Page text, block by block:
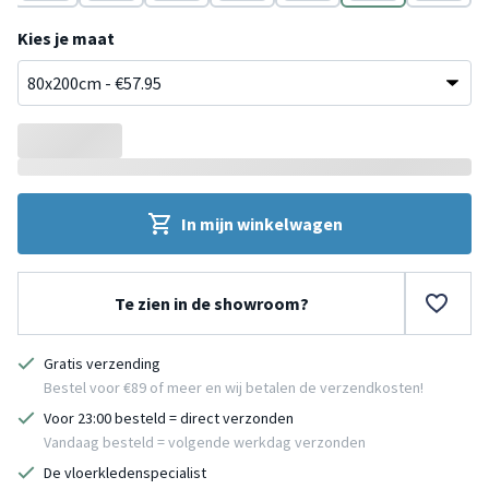
Taupe Crème Groen Terracotta
Wit Donkergroen
Beige
Kies je maat
In mijn winkelwagen
Te zien in de showroom?
Gratis verzending
Bestel voor €89 of meer en wij betalen de verzendkosten!
Voor 23:00 besteld = direct verzonden
Vandaag besteld = volgende werkdag verzonden
De vloerkledenspecialist